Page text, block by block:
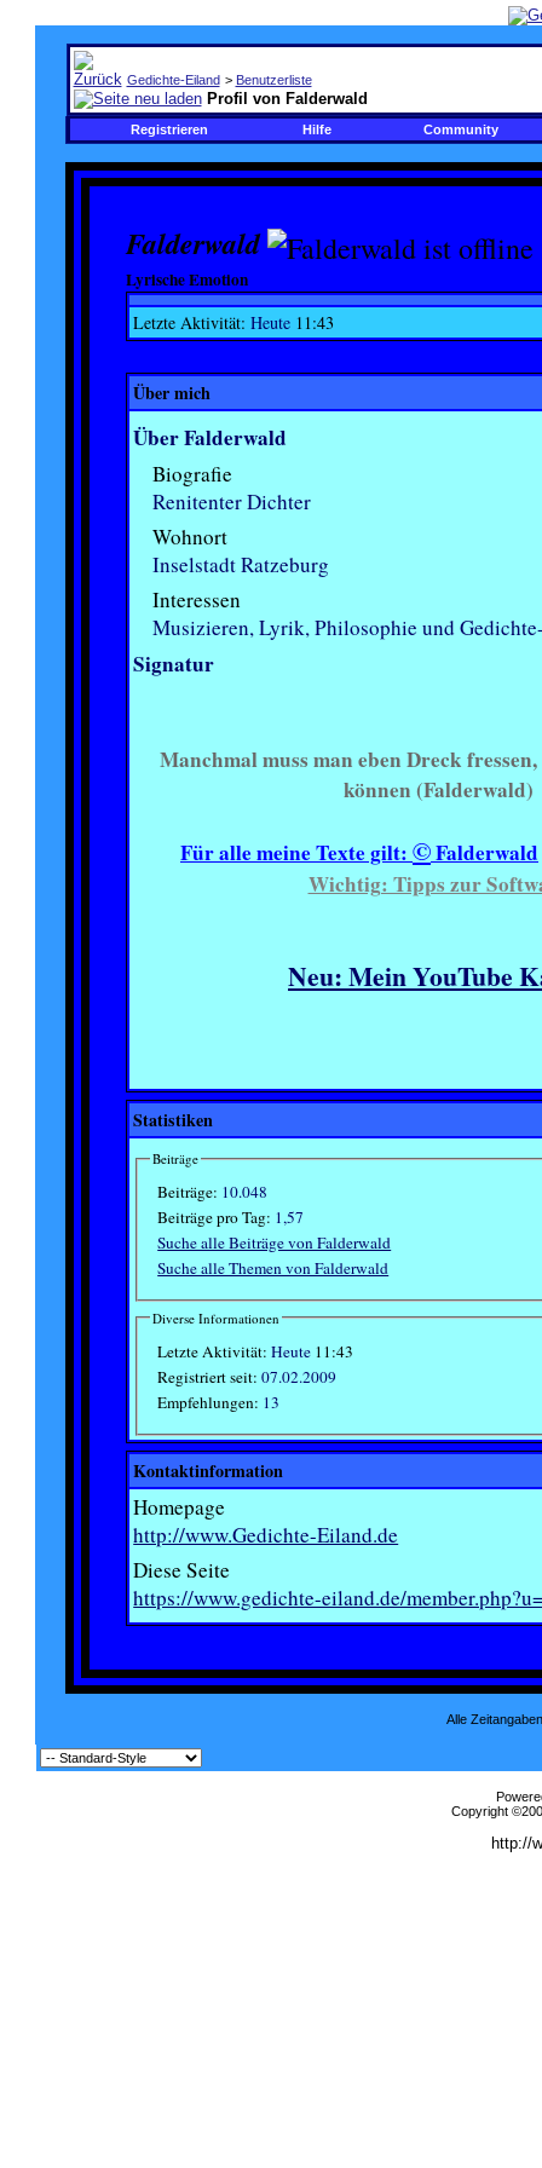
Gedichte-Eiland > Benutzerliste
Profil von Falderwald
Registrieren Hilfe Community
Falderwald
Lyrische Emotion
Letzte Aktivität: Heute 11:43
Über mich
Über Falderwald
Biografie
Renitenter Dichter
Wohnort
Inselstadt Ratzeburg
Interessen
Musizieren, Lyrik, Philosophie und
Signatur
Manchmal muss man eben Dreck
können (Falderwald)
Für alle meine Texte gilt: ©Falderwald
Wichtig: Tipps zur
Neu: Mein YouTube
Statistiken
Beiträge
Beiträge: 10.048
Beiträge pro Tag: 1,57
Suche alle Beiträge von Falderwald
Suche alle Themen von Falderwald
Diverse Informationen
Letzte Aktivität: Heute 11:43
Registriert seit: 07.02.2009
Empfehlungen: 13
Kontaktinformation
Homepage
http://www.Gedichte-Eiland.de
Diese Seite
https://www.gedichte-eiland.de/
Alle
Copyright
http://